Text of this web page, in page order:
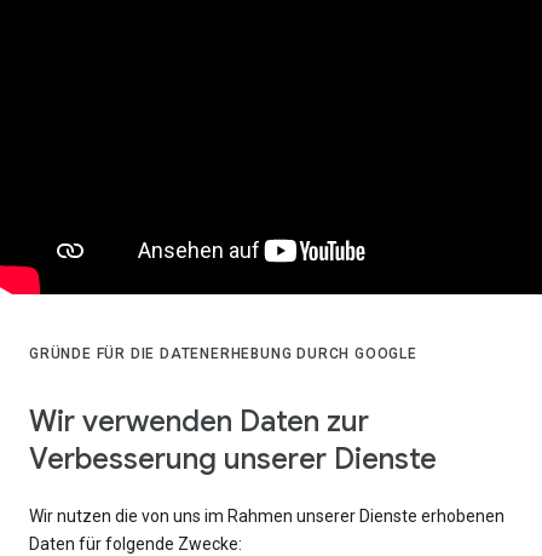
GRÜNDE FÜR DIE DATENERHEBUNG DURCH GOOGLE
Wir verwenden Daten zur
Verbesserung unserer Dienste
Wir nutzen die von uns im Rahmen unserer Dienste erhobenen
Daten für folgende Zwecke: